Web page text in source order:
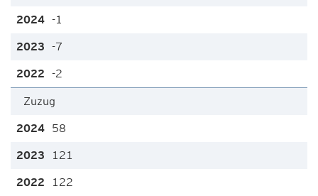
-1
-7
-2
Zuzug
58
121
122